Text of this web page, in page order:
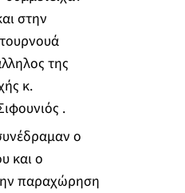
στην
της
κ.
.
ο
και ο
παραχώρηση